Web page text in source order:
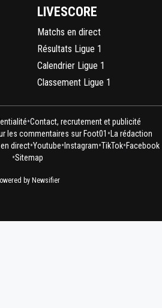
LIVESCORE
Matchs en direct
Résultats Ligue 1
Calendrier Ligue 1
Classement Ligue 1
•Contact, recrutement et publicité
les commentaires sur Foot01 •La rédaction
direct•Youtube• Instagram•TikTok•Facebook
•Sitemap
by Newsifier